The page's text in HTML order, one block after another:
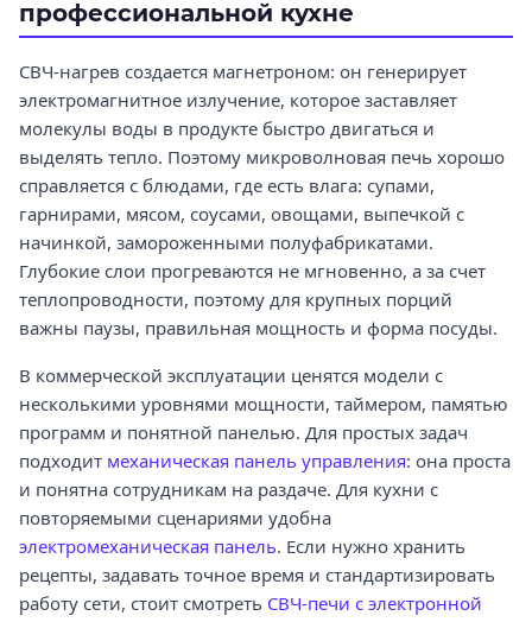
профессиональной кухне
СВЧ-нагрев создается магнетроном: он генерирует
электромагнитное излучение, которое заставляет
молекулы воды в продукте быстро двигаться и
выделять тепло. Поэтому микроволновая печь хорошо
справляется с блюдами, где есть влага: супами,
гарнирами, мясом, соусами, овощами, выпечкой с
начинкой, замороженными полуфабрикатами.
Глубокие слои прогреваются не мгновенно, а за счет
теплопроводности, поэтому для крупных порций
важны паузы, правильная мощность и форма посуды.
В коммерческой эксплуатации ценятся модели с
несколькими уровнями мощности, таймером, памятью
программ и понятной панелью. Для простых задач
подходит механическая панель управления: она проста
и понятна сотрудникам на раздаче. Для кухни с
повторяемыми сценариями удобна
электромеханическая панель. Если нужно хранить
рецепты, задавать точное время и стандартизировать
работу сети, стоит смотреть СВЧ-печи с электронной